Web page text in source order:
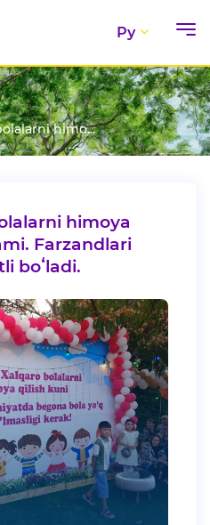
Ру
himo...
himoya
Farzandlari
boʻladi.